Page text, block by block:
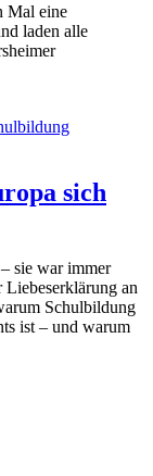
Mal eine
laden alle
sich
sie war immer
an
Schulbildung
ist – und warum